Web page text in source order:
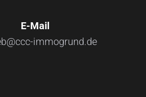
E-Mail
immogrund.de